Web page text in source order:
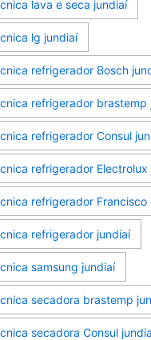
lava e seca jundiaí
lg jundiaí
refrigerador Bosch
refrigerador brastemp
refrigerador Consul
refrigerador Electrolux
refrigerador Francisco
refrigerador jundiaí
samsung jundiaí
secadora brastemp
secadora Consul